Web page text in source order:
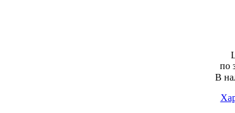
по
В